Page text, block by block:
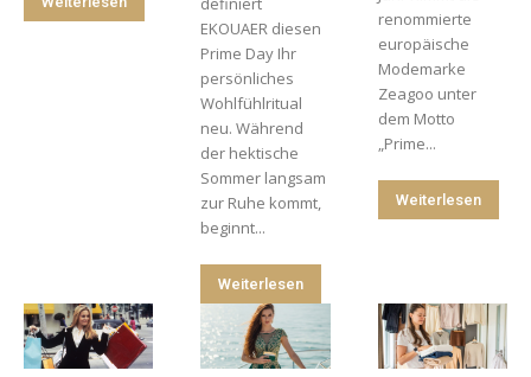
EKOUAER diesen
Prime Day Ihr
persönliches
Wohlfühlritual
neu. Während
der hektische
Sommer langsam
zur Ruhe kommt,
beginnt...
Weiterlesen
renommierte
europäische
Modemarke
Zeagoo unter
dem Motto
„Prime...
Weiterlesen